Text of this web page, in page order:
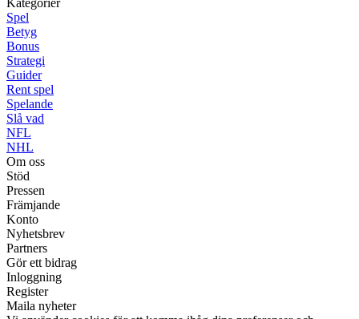
Spel
Betyg
Bonus
Strategi
Guider
Rent spel
Spelande
Slå vad
NFL
NHL
Om oss
Stöd
Pressen
Främjande
Konto
Nyhetsbrev
Partners
Gör ett bidrag
Inloggning
Register
Maila nyheter